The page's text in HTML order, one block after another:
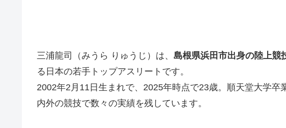
三浦龍司（みうら りゅうじ）は、 島根県浜田市出身の陸上競
る日本の若手トップアスリートです。
2002年2月11日生まれで、2025年時点で23歳。順天堂大学卒
内外の競技で数々の実績を残しています。